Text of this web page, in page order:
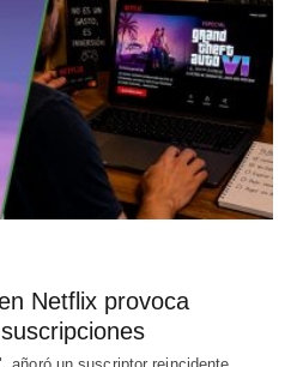
Netflix provoca